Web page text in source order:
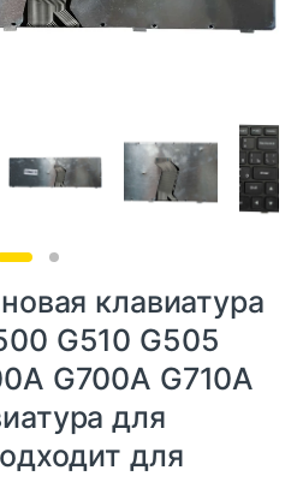
клавиатура
G510 G505
G700A G710A
для
для